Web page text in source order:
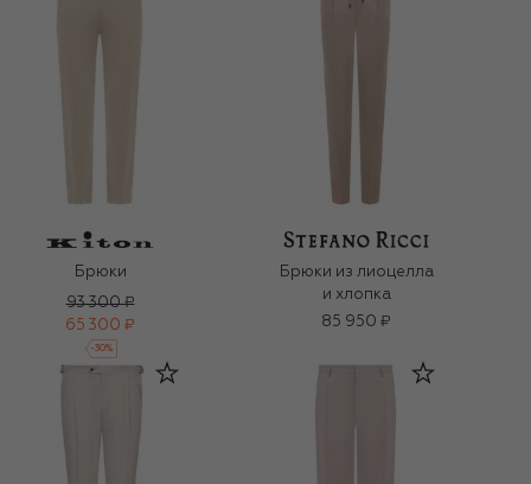
Брюки
93 300 ₽
65 300 ₽
-30%
Брюки из лиоцелла
и хлопка
85 950 ₽